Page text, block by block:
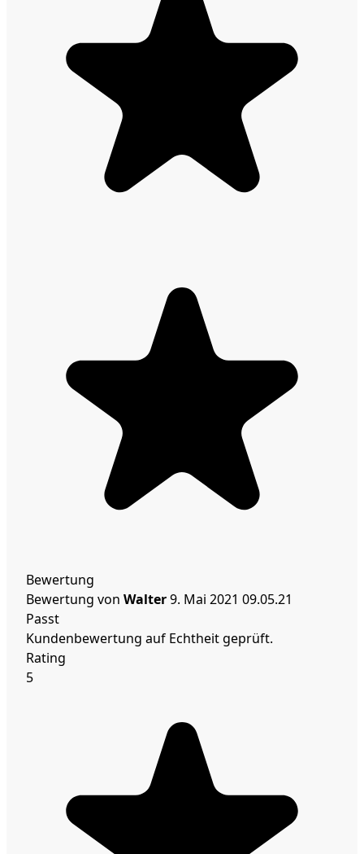
Bewertung
Bewertung von Walter9. Mai 2021 09.05.21
Passt
Kundenbewertung auf Echtheit geprüft.
Rating
5